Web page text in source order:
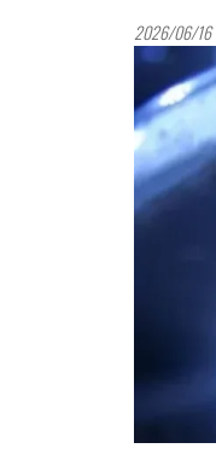
2026/06/16